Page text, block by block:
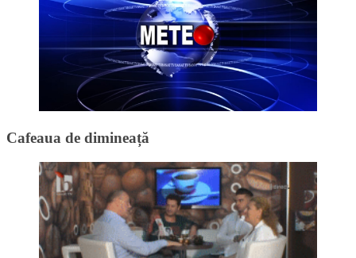
Cafeaua de dimineață